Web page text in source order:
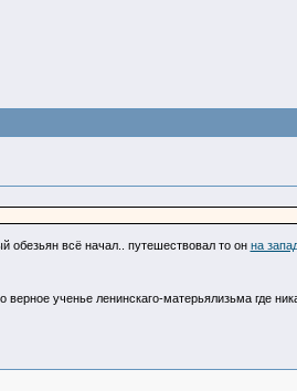
обезьян всё начал.. путешествовал то он на
ученье ленинскаго-матерьялизьма где